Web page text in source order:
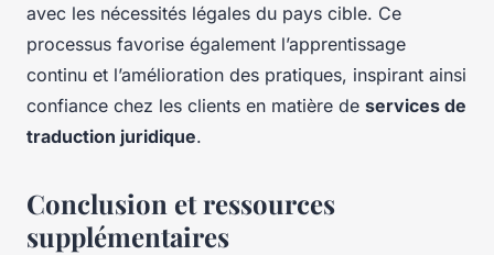
avec les nécessités légales du pays cible. Ce
processus favorise également l’apprentissage
continu et l’amélioration des pratiques, inspirant ainsi
confiance chez les clients en matière de services de
traduction juridique.
Conclusion et ressources
supplémentaires